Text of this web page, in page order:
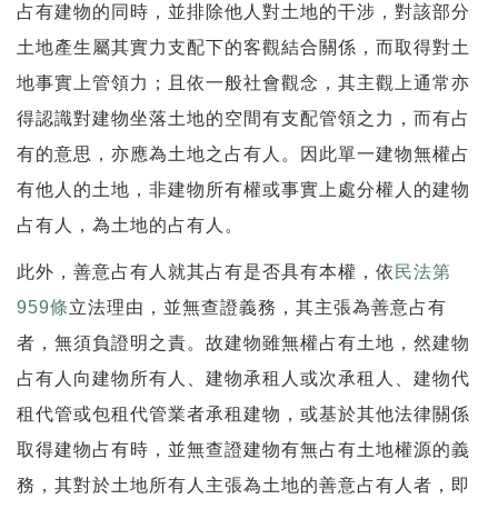
占有建物的同時，並排除他人對土地的干涉，對該部分
土地產生屬其實力支配下的客觀結合關係，而取得對土
地事實上管領力；且依一般社會觀念，其主觀上通常亦
得認識對建物坐落土地的空間有支配管領之力，而有占
有的意思，亦應為土地之占有人。因此單一建物無權占
有他人的土地，非建物所有權或事實上處分權人的建物
占有人，為土地的占有人。
此外，善意占有人就其占有是否具有本權，依 民法第
959條立法理由，並無查證義務，其主張為善意占有
者，無須負證明之責。故建物雖無權占有土地，然建物
占有人向建物所有人、建物承租人或次承租人、建物代
租代管或包租代管業者承租建物，或基於其他法律關係
取得建物占有時，並無查證建物有無占有土地權源的義
務，其對於土地所有人主張為土地的善意占有人者，即